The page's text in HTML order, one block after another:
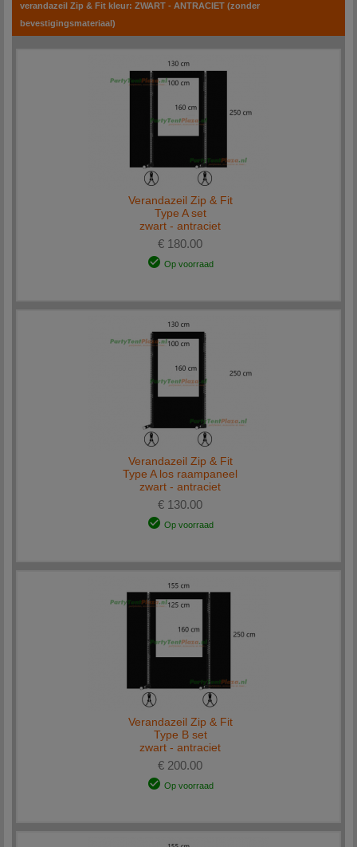
verandazeil Zip & Fit kleur: ZWART - ANTRACIET (zonder
bevestigingsmateriaal)
Verandazeil Zip & Fit
Type A set
zwart - antraciet
€ 180.00
Op voorraad
Verandazeil Zip & Fit
Type A los raampaneel
zwart - antraciet
€ 130.00
Op voorraad
Verandazeil Zip & Fit
Type B set
zwart - antraciet
€ 200.00
Op voorraad